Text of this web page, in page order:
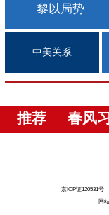
黎以局势
中美关系
推荐 春风
京ICP证120531号
网